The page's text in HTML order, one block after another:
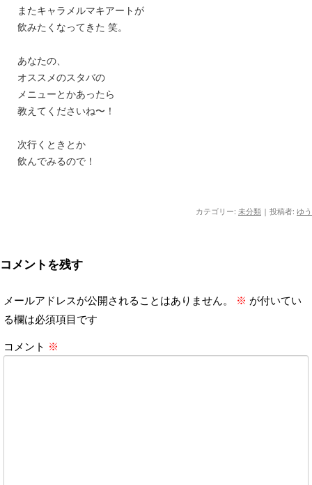
またキャラメルマキアートが
飲みたくなってきた 笑。
あなたの、
オススメのスタバの
メニューとかあったら
教えてくださいね〜！
次行くときとか
飲んでみるので！
カテゴリー: 未分類 | 投稿者: ゆう
コメントを残す
メールアドレスが公開されることはありません。 ※ が付いてい
る欄は必須項目です
コメント ※